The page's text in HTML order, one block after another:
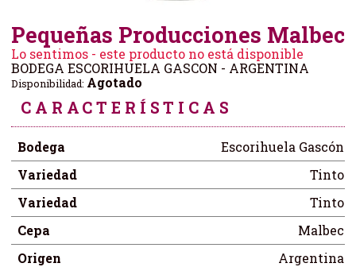
Pequeñas Producciones Malbec
Lo sentimos - este producto no está disponible
BODEGA ESCORIHUELA GASCON - ARGENTINA
Disponibilidad: Agotado
CARACTERÍSTICAS
Bodega
Escorihuela Gascón
Variedad
Tinto
Variedad
Tinto
Cepa
Malbec
Origen
Argentina